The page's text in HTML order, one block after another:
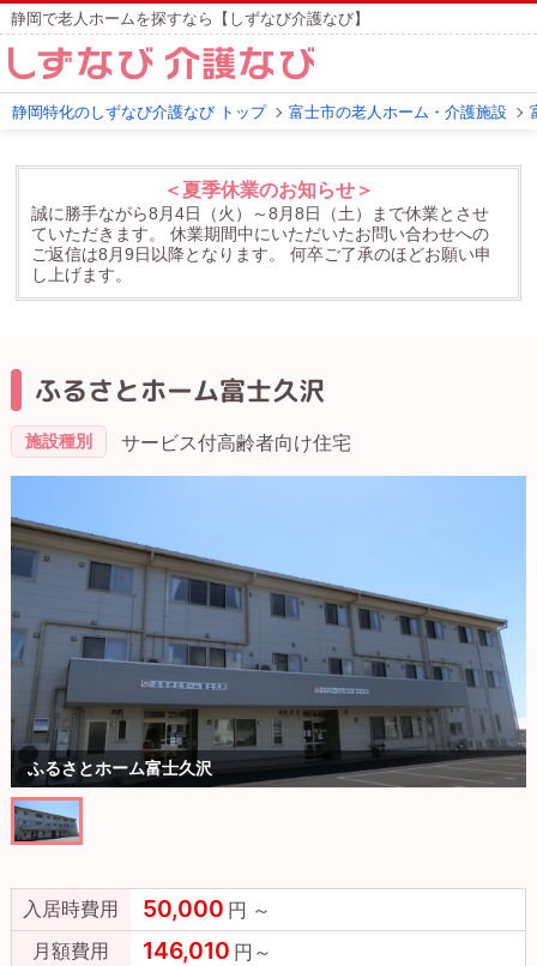
静岡で老人ホームを探すなら【しずなび介護なび】
静岡特化のしずなび介護なび トップ 富士市の老人ホーム・介護施設
＜夏季休業のお知らせ＞
誠に勝手ながら8月4日（火）～8月8日（土）まで休業とさせ
ていただきます。
休業期間中にいただいたお問い合わせへの
ご返信は8月9日以降となります。
何卒ご了承のほどお願い申
し上げます。
ふるさとホーム富士久沢
施設種別 サービス付高齢者向け住宅
ふるさとホーム富士久沢
入居時費用 50,000 円 ～
月額費用
146,010 円～